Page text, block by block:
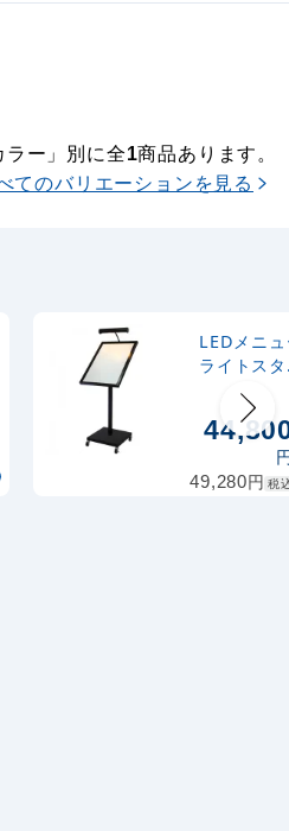
ラー」別に全1商品あります。
てのバリエーションを見る
LEDメニ
ライトス
ド ML-A2
ラック
A2-B)
49,280円 税